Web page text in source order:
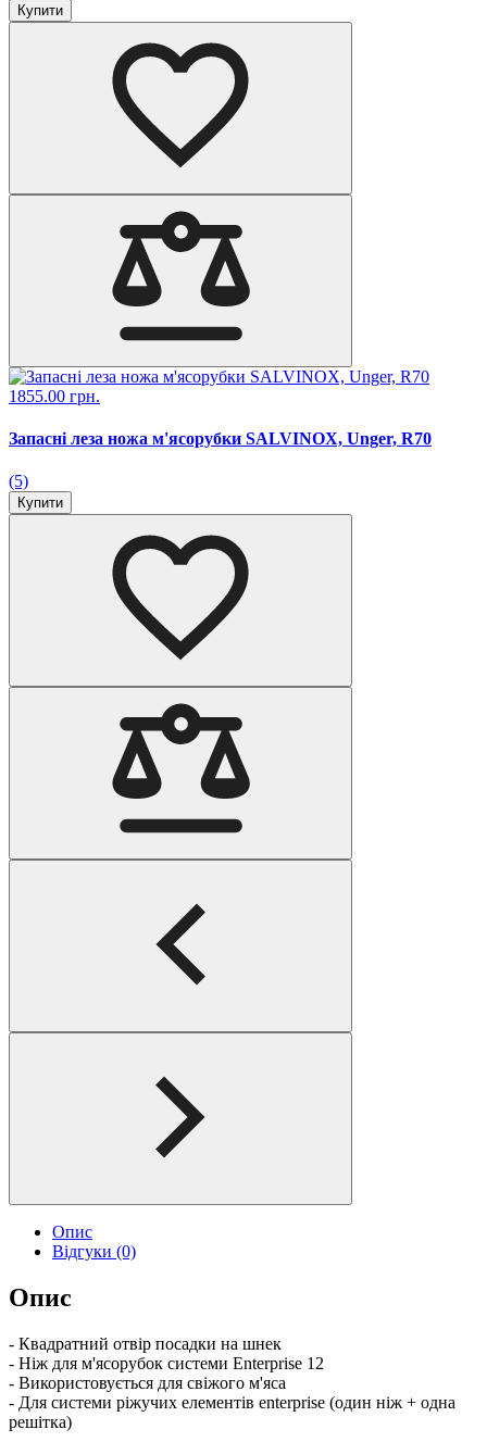
Купити
1855.00 грн.
Запасні леза ножа м'ясорубки SALVINOX, Unger, R70
(5)
Купити
Опис
Відгуки (0)
Опис
- Квадратний отвір посадки на шнек
- Ніж для м'ясорубок системи Enterprise 12
- Використовується для свіжого м'яса
- Для системи ріжучих елементів enterprise (один ніж + одна
решітка)